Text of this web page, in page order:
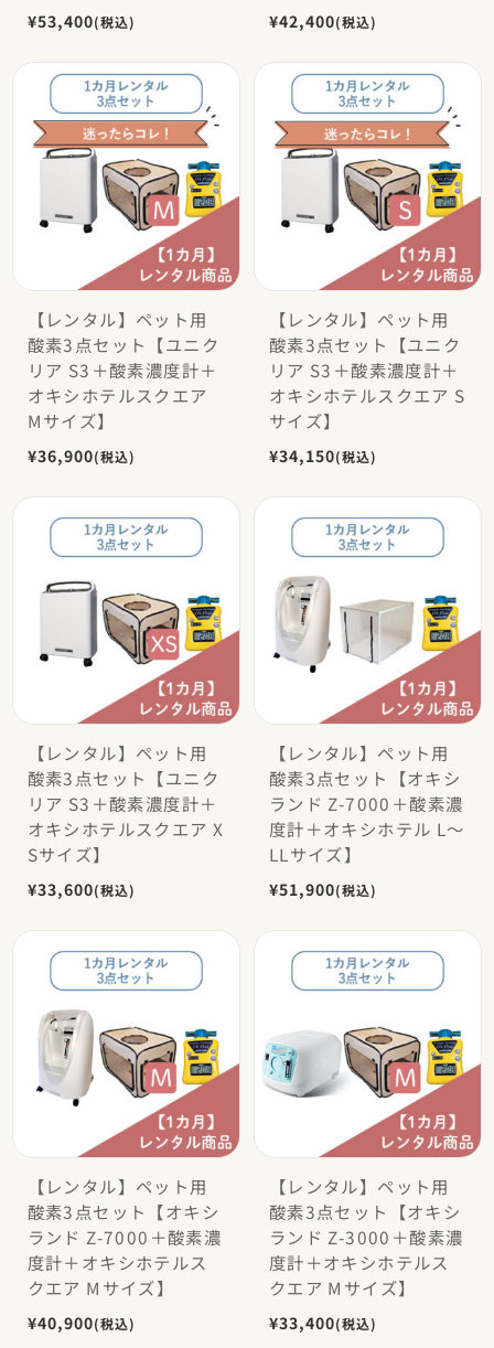
¥53,400(税込) ¥42,400(税込)
【レンタル】ペット用
酸素3点セット【ユニク
リア S3＋酸素濃度計＋
オキシホテルスクエア
Mサイズ】
¥36,900(税込)
【レンタル】ペット用
酸素3点セット【ユニク
リア S3＋酸素濃度計＋
オキシホテルスクエア S
サイズ】
¥34,150(税込)
【レンタル】ペット用
酸素3点セット【ユニク
リア S3＋酸素濃度計＋
オキシホテルスクエア X
Sサイズ】
¥33,600(税込)
【レンタル】ペット用
酸素3点セット【オキシ
ランド Z-7000＋酸素濃
度計＋オキシホテル L〜
LLサイズ】
¥51,900(税込)
【レンタル】ペット用
酸素3点セット【オキシ
ランド Z-7000＋酸素濃
度計＋オキシホテルス
クエア Mサイズ】
¥40,900(税込)
【レンタル】ペット用
酸素3点セット【オキシ
ランド Z-3000＋酸素濃
度計＋オキシホテルス
クエア Mサイズ】
¥33,400(税込)